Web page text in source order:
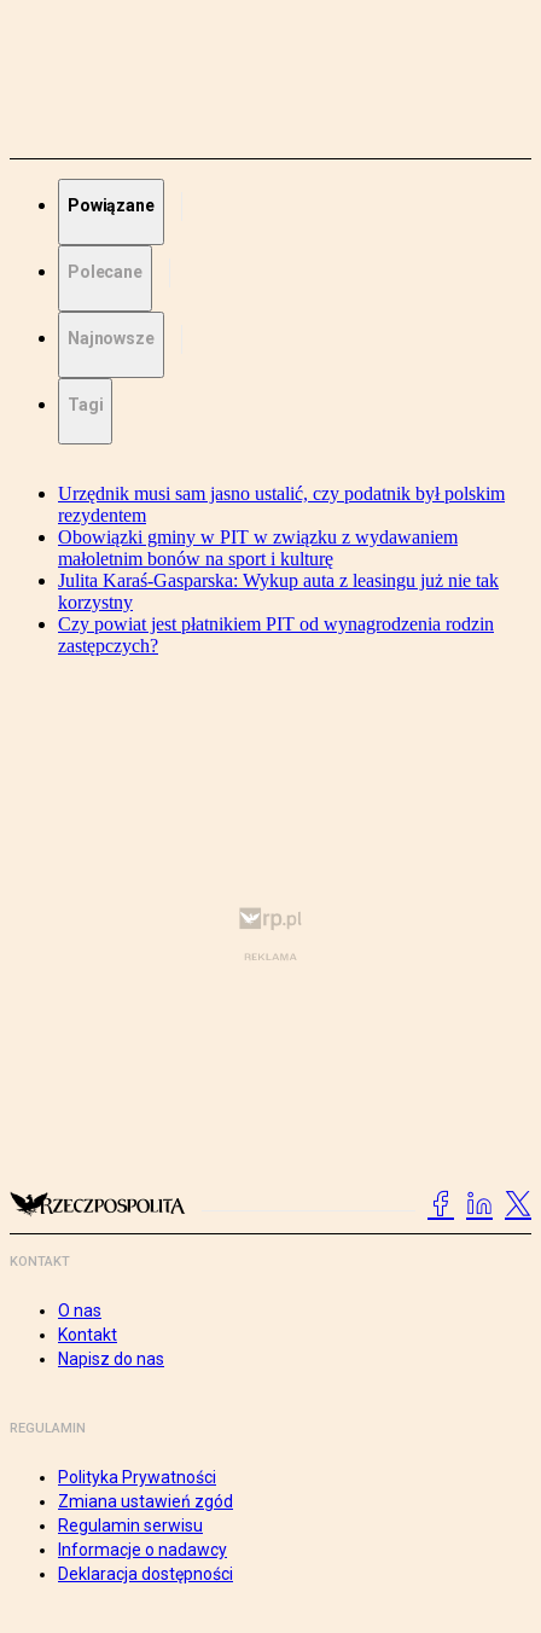
Powiązane
Polecane
Najnowsze
Tagi
Urzędnik musi sam jasno ustalić, czy podatnik był polskim
rezydentem
Obowiązki gminy w PIT w związku z wydawaniem
małoletnim bonów na sport i kulturę
Julita Karaś-Gasparska: Wykup auta z leasingu już nie tak
korzystny
Czy powiat jest płatnikiem PIT od wynagrodzenia rodzin
zastępczych?
KONTAKT
O nas
Kontakt
Napisz do nas
REGULAMIN
Polityka Prywatności
Zmiana ustawień zgód
Regulamin serwisu
Informacje o nadawcy
Deklaracja dostępności